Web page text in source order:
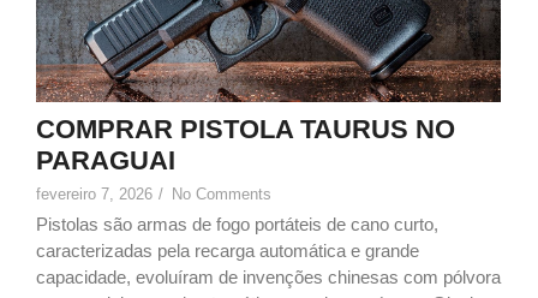
COMPRAR PISTOLA TAURUS NO
PARAGUAI
fevereiro 7, 2026 / No Comments
Pistolas são armas de fogo portáteis de cano curto,
caracterizadas pela recarga automática e grande
capacidade, evoluíram de invenções chinesas com pólvora